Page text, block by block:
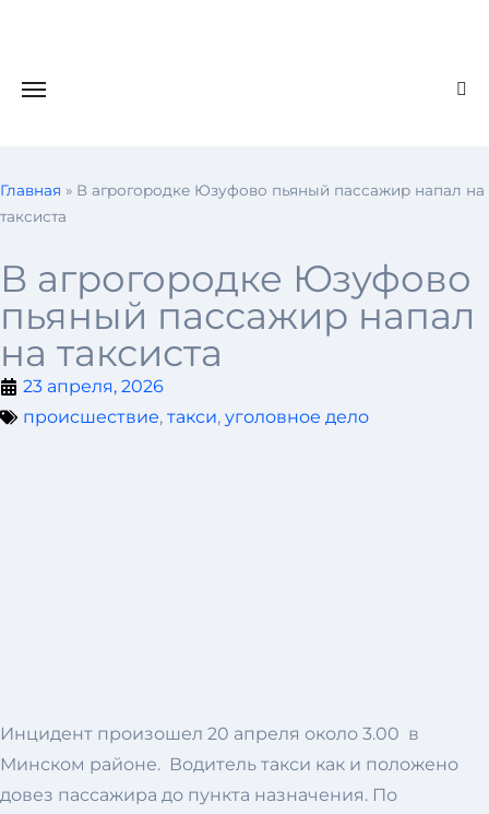
Главная » В агрогородке Юзуфово пьяный пассажир напал на
таксиста
В агрогородке Юзуфово
пьяный пассажир напал
на таксиста
23 апреля, 2026
происшествие, такси, уголовное дело
Инцидент произошел 20 апреля около 3.00 в
Минском районе. Водитель такси как и положено
довез пассажира до пункта назначения. По